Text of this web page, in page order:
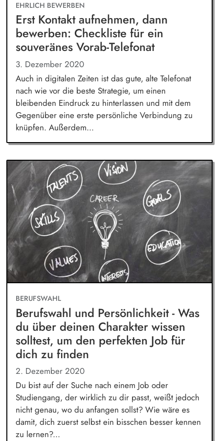
EHRLICH BEWERBEN
Erst Kontakt aufnehmen, dann
bewerben: Checkliste für ein
souveränes Vorab-Telefonat
3. Dezember 2020
Auch in digitalen Zeiten ist das gute, alte Telefonat
nach wie vor die beste Strategie, um einen
bleibenden Eindruck zu hinterlassen und mit dem
Gegenüber eine erste persönliche Verbindung zu
knüpfen. Außerdem...
BERUFSWAHL
Berufswahl und Persönlichkeit - Was
du über deinen Charakter wissen
solltest, um den perfekten Job für
dich zu finden
2. Dezember 2020
Du bist auf der Suche nach einem Job oder
Studiengang, der wirklich zu dir passt, weißt jedoch
nicht genau, wo du anfangen sollst? Wie wäre es
damit, dich zuerst selbst ein bisschen besser kennen
zu lernen?...